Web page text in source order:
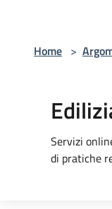
Home >
Servizi
di pratiche